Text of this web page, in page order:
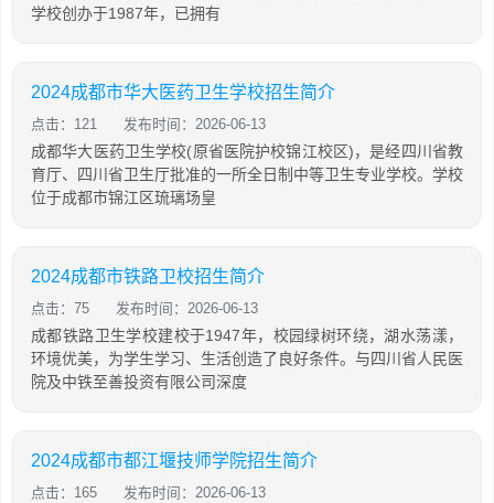
学校创办于1987年，已拥有
2024成都市华大医药卫生学校招生简介
点击：121 发布时间：2026-06-13
成都华大医药卫生学校(原省医院护校锦江校区)，是经四川省教
育厅、四川省卫生厅批准的一所全日制中等卫生专业学校。学校
位于成都市锦江区琉璃场皇
2024成都市铁路卫校招生简介
点击：75 发布时间：2026-06-13
成都铁路卫生学校建校于1947年，校园绿树环绕，湖水荡漾，
环境优美，为学生学习、生活创造了良好条件。与四川省人民医
院及中铁至善投资有限公司深度
2024成都市都江堰技师学院招生简介
点击：165 发布时间：2026-06-13